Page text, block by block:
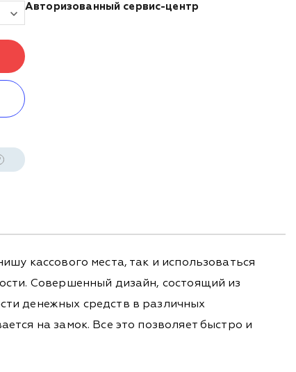
Авторизованный сервис-центр
кассового места, так и использоваться
Совершенный дизайн, состоящий из
денежных средств в различных
на замок. Все это позволяет быстро и